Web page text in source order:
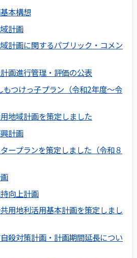
本構想
計画
計画に関するパブリック・コメン
画進行管理・評価の公表
もつけっ子プラン（令和2年度～令
地域計画を策定しました
計画
ープランを策定しました（令和８
向上計画
用地利活用基本計画を策定しまし
殺対策計画・計画期間延長につい